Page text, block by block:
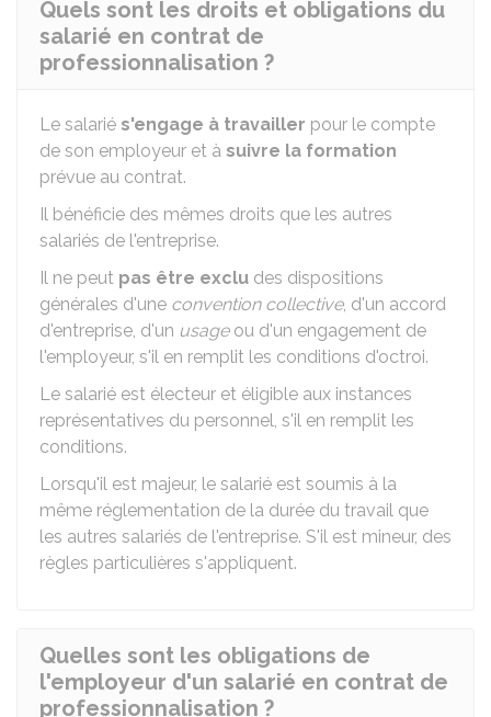
Quels sont les droits et obligations du
salarié en contrat de
professionnalisation ?
Le salarié s'engage à travailler pour le compte
de son employeur et à suivre la formation
prévue au contrat.
Il bénéficie des mêmes droits que les autres
salariés de l'entreprise.
Il ne peut pas être exclu des dispositions
générales d'une convention collective, d'un accord
d'entreprise, d'un usageou d'un engagement de
l'employeur, s'il en remplit les conditions d'octroi.
Le salarié est électeur et éligible aux instances
représentatives du personnel, s'il en remplit les
conditions.
Lorsqu'il est majeur, le salarié est soumis à la
même réglementation de la durée du travail que
les autres salariés de l'entreprise. S'il est mineur, des
règles particulières s'appliquent.
Quelles sont les obligations de
l'employeur d'un salarié en contrat de
professionnalisation ?